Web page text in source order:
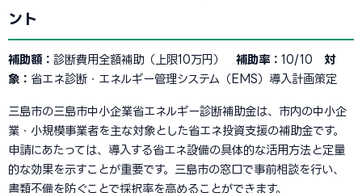
ント
補助額： 診断費用全額補助（上限10万円） 補助率： 10/10 対
象： 省エネ診断・エネルギー管理システム（EMS）導入計画策定
三島市の三島市中小企業省エネルギー診断補助金は、市内の中小企
業・小規模事業者を主な対象とした省エネ投資支援の補助金です。
申請にあたっては、導入する省エネ設備の具体的な活用方法と定量
的な効果を示すことが重要です。三島市の窓口で事前相談を行い、
書類不備を防ぐことで採択率を高めることができます。